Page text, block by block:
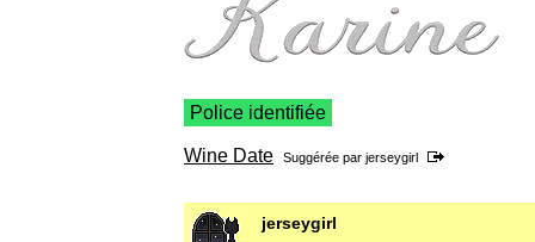
Police identifiée
Wine Date Suggérée par jerseygirl
jerseygirl